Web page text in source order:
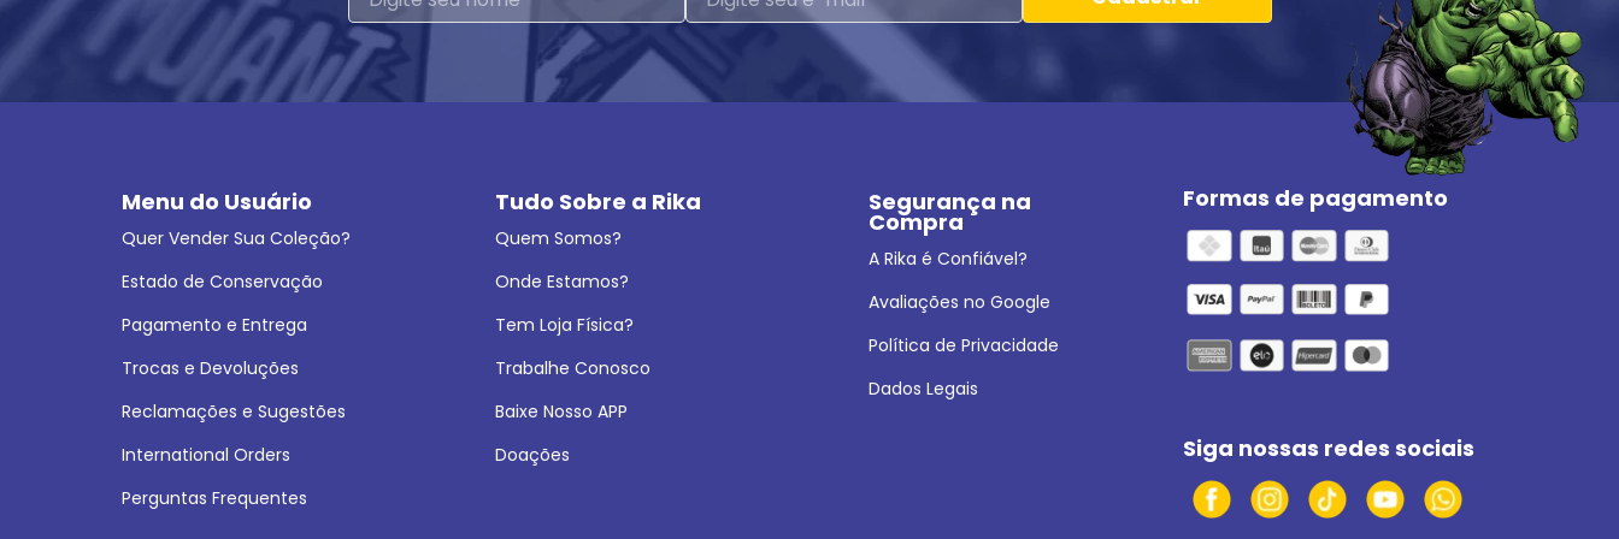
Menu do Usuário
Quer Vender Sua Coleção?
Estado de Conservação
Pagamento e Entrega
Trocas e Devoluções
Reclamações e Sugestões
International Orders
Perguntas Frequentes
Tudo Sobre a Rika
Quem Somos?
Onde Estamos?
Tem Loja Física?
Trabalhe Conosco
Baixe Nosso APP
Doações
Segurança na
Compra
A Rika é Confiável?
Avaliações no Google
Política de Privacidade
Dados Legais
Formas de pagamento
Siga nossas redes sociais